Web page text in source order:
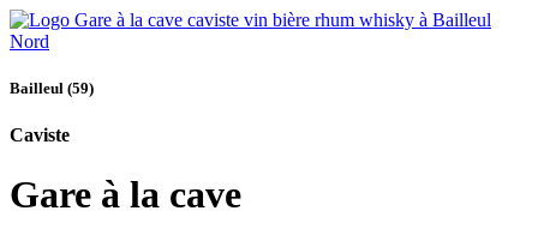
Bailleul (59)
Caviste
Gare à la cave